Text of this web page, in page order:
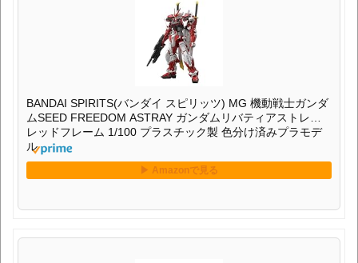
BANDAI SPIRITS(バンダイ スピリッツ) MG 機動戦士ガンダ
ムSEED FREEDOM ASTRAY ガンダムリバティアストレイ
レッドフレーム 1/100 プラスチック製 色分け済みプラモデ
ル